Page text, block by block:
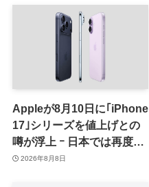
Appleが8月10日に｢iPhone
17｣シリーズを値上げとの
噂が浮上 ｰ 日本では再度値
上げの可能性も?!
2026年8月8日